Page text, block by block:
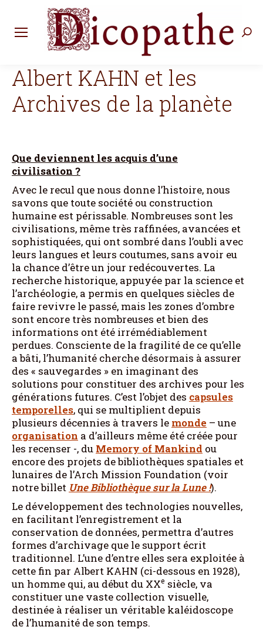
Albert KAHN et les
Archives de la planète
Que deviennent les acquis d’une
civilisation ?
Avec le recul que nous donne l’histoire, nous
savons que toute société ou construction
humaine est périssable. Nombreuses sont les
civilisations, même très raffinées, avancées et
sophistiquées, qui ont sombré dans l’oubli avec
leurs langues et leurs coutumes, sans avoir eu
la chance d’être un jour redécouvertes. La
recherche historique, appuyée par la science et
l’archéologie, a permis en quelques siècles de
faire revivre le passé, mais les zones d’ombre
sont encore très nombreuses et bien des
informations ont été irrémédiablement
perdues. Consciente de la fragilité de ce qu’elle
a bâti, l’humanité cherche désormais à assurer
des « sauvegardes » en imaginant des
solutions pour constituer des archives pour les
générations futures. C’est l’objet des capsules
temporelles, qui se multiplient depuis
plusieurs décennies à travers le monde – une
organisation a d’ailleurs même été créée pour
les recenser -, du Memory of Mankind ou
encore des projets de bibliothèques spatiales et
lunaires de l’Arch Mission Foundation (voir
notre billet Une Bibliothèque sur la Lune !).
Le développement des technologies nouvelles,
en facilitant l’enregistrement et la
conservation de données, permettra d’autres
formes d’archivage que le support écrit
traditionnel. L’une d’entre elles sera exploitée à
cette fin par Albert KAHN (ci-dessous en 1928),
un homme qui, au début du XXe siècle, va
constituer une vaste collection visuelle,
destinée à réaliser un véritable kaléidoscope
de l’humanité de son temps.